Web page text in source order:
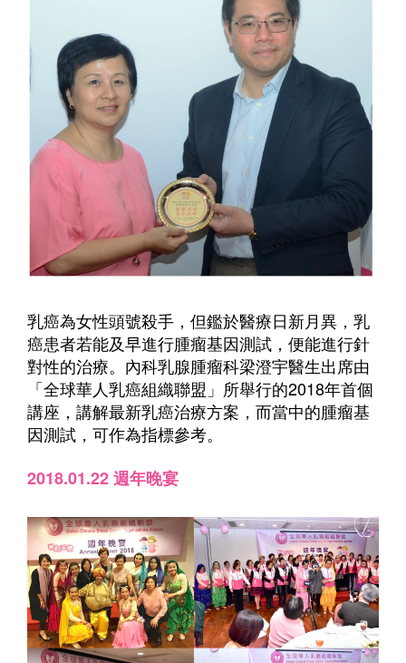
乳癌為女性頭號殺手，但鑑於醫療日新月異，乳
癌患者若能及早進行腫瘤基因測試，便能進行針
對性的治療。內科乳腺腫瘤科梁澄宇醫生出席由
「全球華人乳癌組織聯盟」所舉行的2018年首個
講座，講解最新乳癌治療方案，而當中的腫瘤基
因測試，可作為指標參考。
2018.01.22 週年晚宴